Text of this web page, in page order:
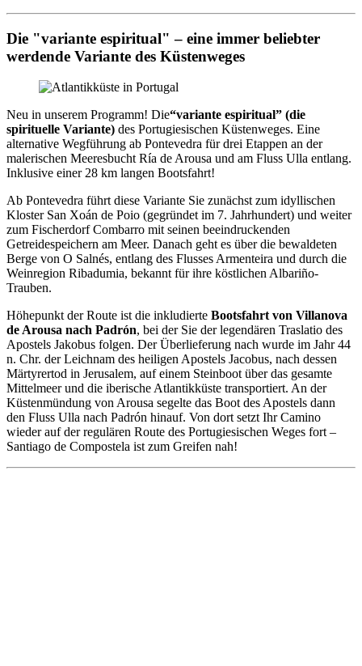
Die "variante espiritual" – eine immer beliebter
werdende Variante des Küstenweges
Neu in unserem Programm! Die“variante espiritual” (die
spirituelle Variante) des Portugiesischen Küstenweges. Eine
alternative Wegführung ab Pontevedra für drei Etappen an der
malerischen Meeresbucht Ría de Arousa und am Fluss Ulla entlang.
Inklusive einer 28 km langen Bootsfahrt!
Ab Pontevedra führt diese Variante Sie zunächst zum idyllischen
Kloster San Xoán de Poio (gegründet im 7. Jahrhundert) und weiter
zum Fischerdorf Combarro mit seinen beeindruckenden
Getreidespeichern am Meer. Danach geht es über die bewaldeten
Berge von O Salnés, entlang des Flusses Armenteira und durch die
Weinregion Ribadumia, bekannt für ihre köstlichen Albariño-
Trauben.
Höhepunkt der Route ist die inkludierte Bootsfahrt von Villanova
de Arousa nach Padrón, bei der Sie der legendären Traslatio des
Apostels Jakobus folgen. Der Überlieferung nach wurde im Jahr 44
n. Chr. der Leichnam des heiligen Apostels Jacobus, nach dessen
Märtyrertod in Jerusalem, auf einem Steinboot über das gesamte
Mittelmeer und die iberische Atlantikküste transportiert. An der
Küstenmündung von Arousa segelte das Boot des Apostels dann
den Fluss Ulla nach Padrón hinauf. Von dort setzt Ihr Camino
wieder auf der regulären Route des Portugiesischen Weges fort –
Santiago de Compostela ist zum Greifen nah!